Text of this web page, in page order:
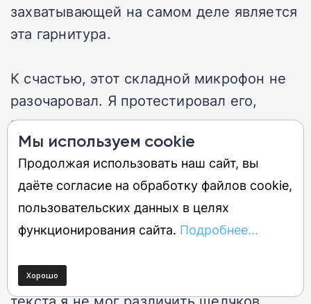
захватывающей на самом деле является
эта гарнитура.
К счастью, этот складной микрофон не
разочаровал. Я протестировал его,
записывая звук во время игры, и он
работает идеально, отсекая весь
зарегистрированный шум, как только я
его складывал, что делает его отличным
выбором, когда вам нужны моменты
уединения. Кроме того, его
фоновые звуки — даже во время набора
Мы используем cookie
Продолжая использовать наш сайт, вы
даёте согласие на обработку файлов cookie,
пользовательских данных в целях
функционирования сайта. Подробнее...